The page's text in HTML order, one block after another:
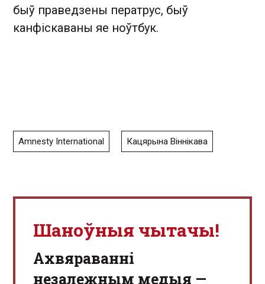
быў праведзены ператрус, быў
канфіскаваны яе ноўтбук.
Amnesty International Кацярына Віннікава
Шаноўныя чытачы!
Aхвяраванні
незалежным медыя —